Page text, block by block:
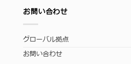
お問い合わせ
グローバル拠点
お問い合わせ